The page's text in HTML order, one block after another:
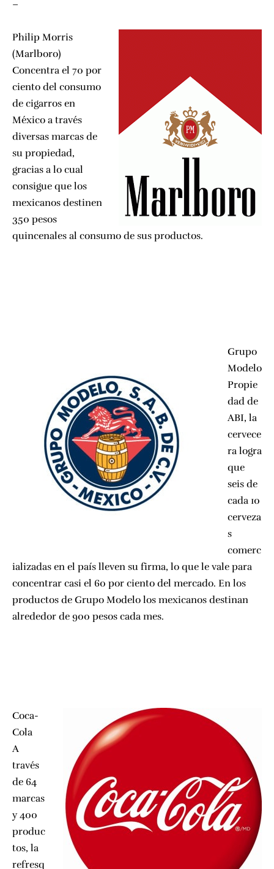
–
Philip Morris
(Marlboro)
Concentra el 70 por
ciento del consumo
de cigarros en
México a través
diversas marcas de
su propiedad,
gracias a lo cual
consigue que los
mexicanos destinen
350 pesos
quincenales al consumo de sus productos.
Grupo
Modelo
Propie
dad de
ABI, la
cervece
ra logra
que
seis de
cada 10
cerveza
s
comerc
ializadas en el país lleven su firma, lo que le vale para
concentrar casi el 60 por ciento del mercado. En los
productos de Grupo Modelo los mexicanos destinan
alrededor de 900 pesos cada mes.
Coca-
Cola
A
través
de 64
marcas
y 400
produc
tos, la
refresq